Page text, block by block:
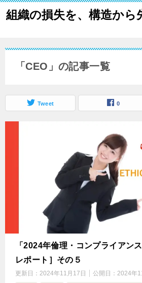
組織の損失を、構造から
「CEO」の記事一覧
Tweet 0
「2024年倫理・コンプライアン
レポート］その５
更新日： 2024年11月17日 公開日： 2024年